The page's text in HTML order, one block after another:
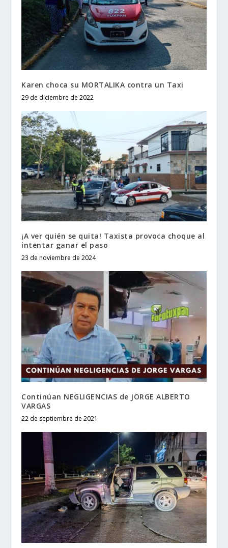
Karen choca su MORTALIKA contra un Taxi
29 de diciembre de 2022
¡A ver quién se quita! Taxista provoca choque al
intentar ganar el paso
23 de noviembre de 2024
Continúan NEGLIGENCIAS de JORGE ALBERTO
VARGAS
22 de septiembre de 2021